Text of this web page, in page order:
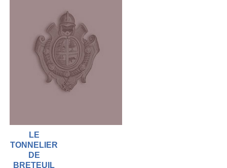
LE
TONNELIER
DE
BRETEUIL